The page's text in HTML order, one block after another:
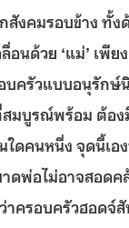
งคมรอบข้าง ทั้ง
นด้วย ‘แม่’ เพีย
บครัวแบบอนุรักษ์
สมบูรณ์พร้อม ต้อง
ใดคนหนึ่ง จุดนี้เอ
าดพ่อไม่อาจสอด
าครอบครัวฮอดจ์สั